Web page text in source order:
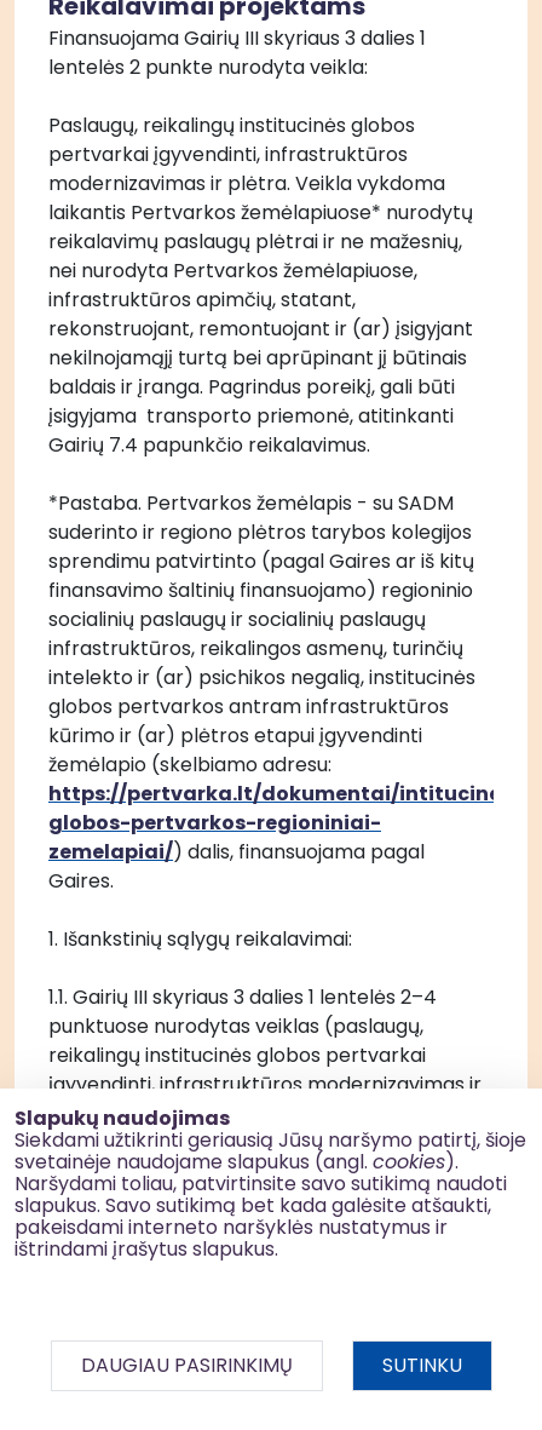
Slapukų naudojimas
Siekdami užtikrinti geriausią Jūsų naršymo patirtį, šioje
svetainėje naudojame slapukus (angl. cookies).
Naršydami toliau, patvirtinsite savo sutikimą naudoti
slapukus. Savo sutikimą bet kada galėsite atšaukti,
pakeisdami interneto naršyklės nustatymus ir
ištrindami įrašytus slapukus.
DAUGIAU PASIRINKIMŲ SUTINKU
Finansuojama Gairių III skyriaus 3 dalies 1
lentelės 2 punkte nurodyta veikla:
Paslaugų, reikalingų institucinės globos
pertvarkai įgyvendinti, infrastruktūros
modernizavimas ir plėtra. Veikla vykdoma
laikantis Pertvarkos žemėlapiuose* nurodytų
reikalavimų paslaugų plėtrai ir ne mažesnių,
nei nurodyta Pertvarkos žemėlapiuose,
infrastruktūros apimčių, statant,
rekonstruojant, remontuojant ir (ar) įsigyjant
nekilnojamąjį turtą bei aprūpinant jį būtinais
baldais ir įranga. Pagrindus poreikį, gali būti
įsigyjama  transporto priemonė, atitinkanti
Gairių 7.4 papunkčio reikalavimus.
*Pastaba. Pertvarkos žemėlapis - su SADM
suderinto ir regiono plėtros tarybos kolegijos
sprendimu patvirtinto (pagal Gaires ar iš kitų
finansavimo šaltinių finansuojamo) regioninio
socialinių paslaugų ir socialinių paslaugų
infrastruktūros, reikalingos asmenų, turinčių
intelekto ir (ar) psichikos negalią, institucinės
globos pertvarkos antram infrastruktūros
kūrimo ir (ar) plėtros etapui įgyvendinti
https://pertvarka.lt/dokumentai/intitucines-
globos-pertvarkos-regioniniai-
zemelapiai/) dalis, finansuojama pagal
Gaires.
1. Išankstinių sąlygų reikalavimai:
1.1. Gairių III skyriaus 3 dalies 1 lentelės 2–4
punktuose nurodytas veiklas (paslaugų,
reikalingų institucinės globos pertvarkai
įgyvendinti, infrastruktūros modernizavimas ir
plėtra; nestacionarių socialinių paslaugų
infrastruktūros modernizavimas ir plėtra,
siekiant didinti gyventojų socialinę gerovę;
socialinių paslaugų įstaigų senyvo amžiaus
asmenims infrastruktūros modernizavimas ir
plėtra) įgyvendinantys projektai gali būti
pažangos priemonėse numatytos veiklos,
skirtos institucinės globos pertvarkai